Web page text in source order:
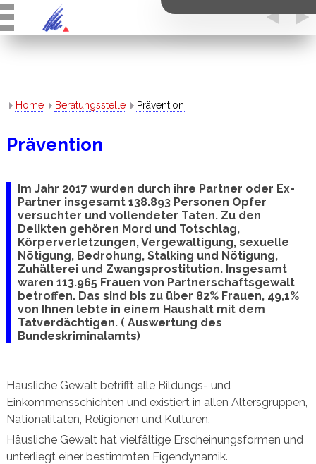
Home Beratungsstelle Prävention
Prävention
Im Jahr 2017 wurden durch ihre Partner oder Ex-
Partner insgesamt 138.893 Personen Opfer
versuchter und vollendeter Taten. Zu den
Delikten gehören Mord und Totschlag,
Körperverletzungen, Vergewaltigung, sexuelle
Nötigung, Bedrohung, Stalking und Nötigung,
Zuhälterei und Zwangsprostitution. Insgesamt
waren 113.965 Frauen von Partnerschaftsgewalt
betroffen. Das sind bis zu über 82% Frauen, 49,1%
von Ihnen lebte in einem Haushalt mit dem
Tatverdächtigen. ( Auswertung des
Bundeskriminalamts)
Häusliche Gewalt betrifft alle Bildungs- und
Einkommensschichten und existiert in allen Altersgruppen,
Nationalitäten, Religionen und Kulturen.
Häusliche Gewalt hat vielfältige Erscheinungsformen und
unterliegt einer bestimmten Eigendynamik.